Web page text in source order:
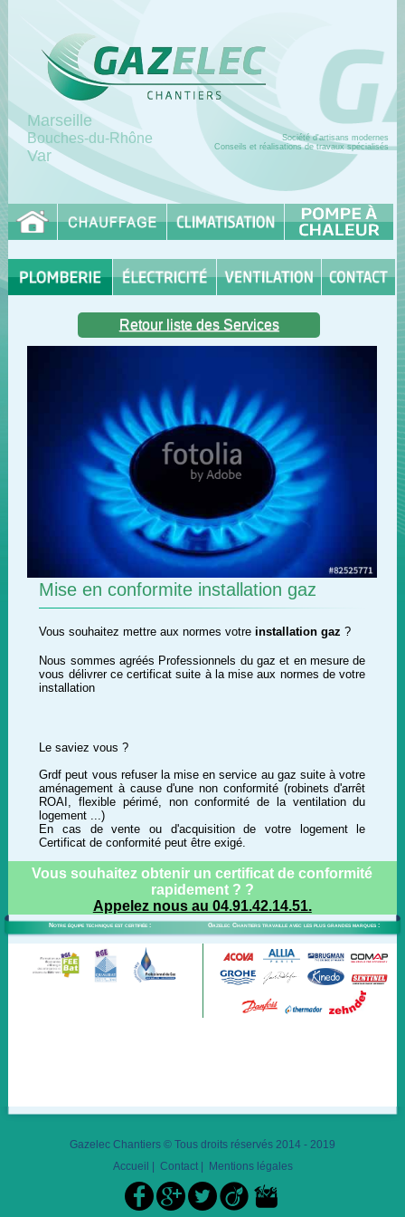
Marseille
Bouches-du-Rhône
Var
Société d'artisans modernes
Conseils et réalisations de travaux spécialisés
Retour liste des Services
Mise en conformite installation gaz
Vous souhaitez mettre aux normes votreinstallation gaz ?
Nous sommes agréés Professionnels du gaz et en mesure de
vous délivrer ce certificat suite à la mise aux normes de votre
installation
Le saviez vous ?
Grdf peut vous refuser la mise en service au gaz suite à votre
aménagement à cause d'une non conformité (robinets d'arrêt
ROAI, flexible périmé, non conformité de la ventilation du
logement ...)
En cas de vente ou d'acquisition de votre logement le
Certificat de conformité peut être exigé.
Vous souhaitez obtenir un certificat de conformité
rapidement ? ?
Appelez nous au 04.91.42.14.51.
Notre équipe technique est certifiée : Gazelec Chantiers travaille avec les plus grandes marques :
Gazelec Chantiers © Tous droits réservés 2014 - 2019
Accueil | Contact| Mentions légales